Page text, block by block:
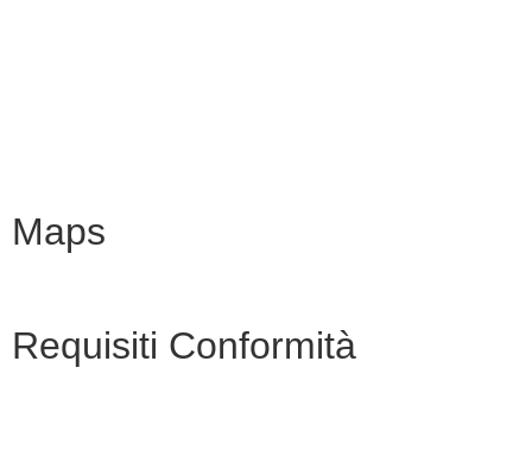
Maps
Requisiti Conformità